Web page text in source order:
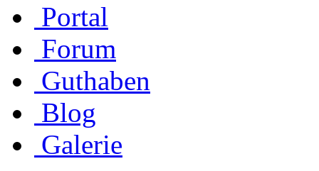
Portal
Forum
Guthaben
Blog
Galerie